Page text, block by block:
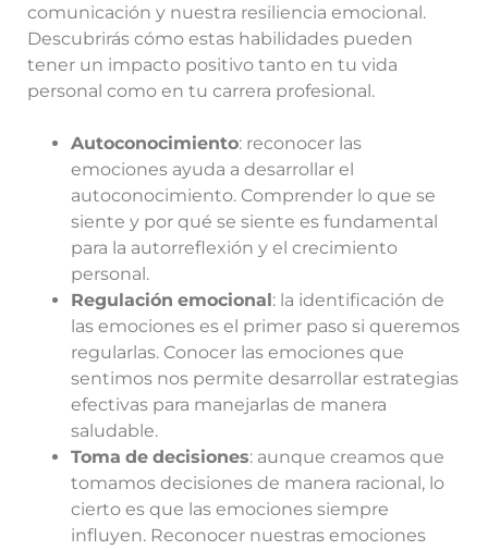
comunicación y nuestra resiliencia emocional.
Descubrirás cómo estas habilidades pueden
tener un impacto positivo tanto en tu vida
personal como en tu carrera profesional.
Autoconocimiento: reconocer las
emociones ayuda a desarrollar el
autoconocimiento. Comprender lo que se
siente y por qué se siente es fundamental
para la autorreflexión y el crecimiento
personal.
Regulación emocional : la identificación de
las emociones es el primer paso si queremos
regularlas. Conocer las emociones que
sentimos nos permite desarrollar estrategias
efectivas para manejarlas de manera
saludable.
Toma de decisiones: aunque creamos que
tomamos decisiones de manera racional, lo
cierto es que las emociones siempre
influyen. Reconocer nuestras emociones